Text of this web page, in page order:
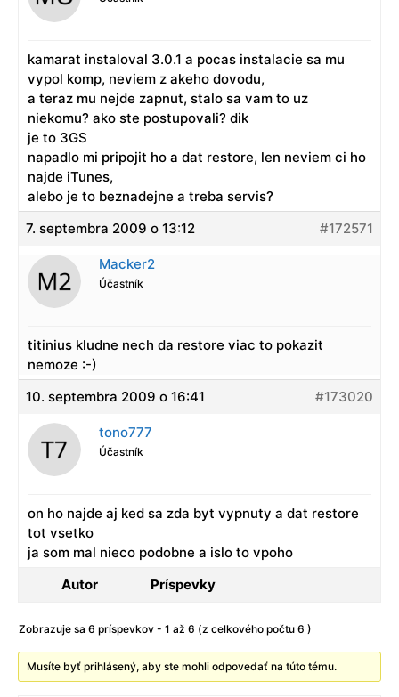
kamarat instaloval 3.0.1 a pocas instalacie sa mu
vypol komp, neviem z akeho dovodu,
a teraz mu nejde zapnut, stalo sa vam to uz
niekomu? ako ste postupovali? dik
je to 3GS
napadlo mi pripojit ho a dat restore, len neviem ci ho
najde iTunes,
alebo je to beznadejne a treba servis?
7. septembra 2009 o 13:12
#172571
Macker2
Účastník
titinius kludne nech da restore viac to pokazit
nemoze :-)
10. septembra 2009 o 16:41
#173020
tono777
Účastník
on ho najde aj ked sa zda byt vypnuty a dat restore
tot vsetko
ja som mal nieco podobne a islo to vpoho
Autor
Príspevky
Zobrazuje sa 6 príspevkov - 1 až 6 (z celkového počtu 6 )
Musíte byť prihlásený, aby ste mohli odpovedať na túto tému.